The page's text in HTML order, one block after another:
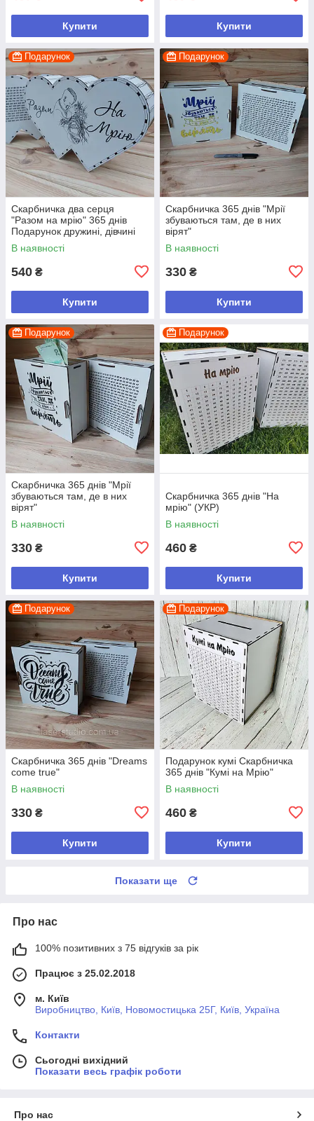
Купити Купити
Подарунок
Скарбничка два серця
"Разом на мрію" 365 днів
Подарунок дружині, дівчині
В наявності
540 ₴
Купити
Подарунок
Скарбничка 365 днів "Мрії
збуваються там, де в них
вірят"
В наявності
330 ₴
Купити
Подарунок
Скарбничка 365 днів "Мрії
збуваються там, де в них
вірят"
В наявності
330 ₴
Купити
Подарунок
Скарбничка 365 днів "На
мрію" (УКР)
В наявності
460 ₴
Купити
Подарунок
Скарбничка 365 днів "Dreams
come true"
В наявності
330 ₴
Купити
Подарунок
Подарунок кумі Скарбничка
365 днів "Кумі на Мрію"
В наявності
460 ₴
Купити
Показати ще
Про нас
100% позитивних з 75 відгуків за рік
Працює з 25.02.2018
м. Київ
Виробництво, Київ, Новомостицька 25Г, Київ, Україна
Контакти
Сьогодні вихідний
Показати весь графік роботи
Про нас